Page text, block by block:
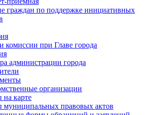
граждан по поддержке инициативных
комиссии при Главе города
администрации города
организации
на карте
муниципальных правовых актов